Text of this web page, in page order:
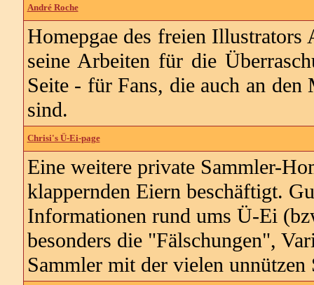
André Roche
Homepgae des freien Illustrators
seine Arbeiten für die
Seite - für Fans, die auch an
sind.
Chrisi's Ü-Ei-page
Eine weitere private Sammler-
klappernden Eiern beschäftigt.
Informationen rund ums Ü-Ei
besonders die "Fälschungen",
Sammler mit der vielen unnützen